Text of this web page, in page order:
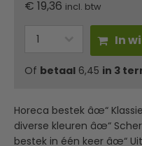
€ 19,36 incl. btw
In
Of betaal 6,45 in 3
Horeca bestek âœ“
diverse kleuren âœ“
bestek in één keer âœ“